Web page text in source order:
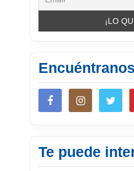
Te puede